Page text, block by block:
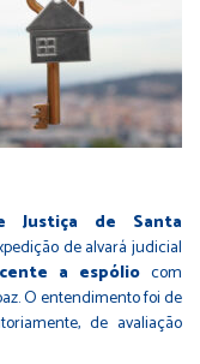
Justiça de Santa
de alvará judicial
a espólio com
O entendimento foi de
de avaliação